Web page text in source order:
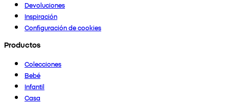
Devoluciones
Inspiración
Configuración de cookies
Productos
Colecciones
Bebé
Infantil
Casa